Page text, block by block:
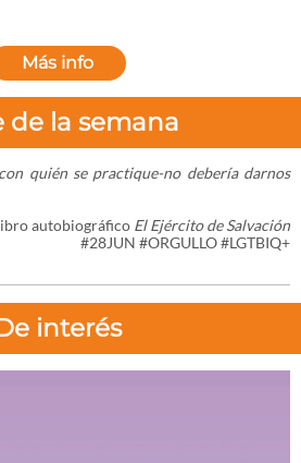
Más info
de la semana
quién se practique-no debería darnos
autobiográfico El Ejército de Salvación
#28JUN #ORGULLO #LGTBIQ+
interés